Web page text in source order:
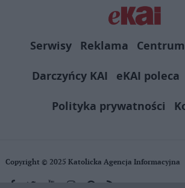
Serwisy Reklama
Darczyńcy KAI
eKAI poleca
Polityka prywatności
Copyright © 2025 Katolicka Agencja Informacyjna